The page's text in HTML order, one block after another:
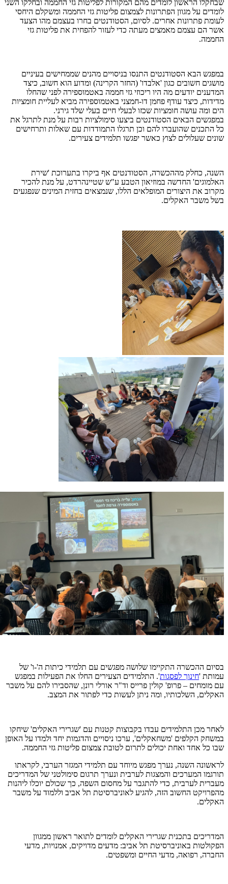
שבחקלו הראשון לומדים מהם המקורות לפליטות גזי החממה ובחלקו השני
לומדים על מגוון הפתרונות לצמצום פליטות גזי החממה ומשקלם היחסי
לעומת פתרונות אחרים. לסיום, הסטודנטים בחרו בעצמם מהו הצעד
אשר הם עצמם מאמצים מעתה כדי לעזור להפחית את פליטות גזי
החממה.
במפגש הבא הסטודנטים התנסו בניסויים מהנים שממחישים בעיניים
מושגים חשובים כגון 'אלבדו' (החזר הקרינה) ומדוע הוא חשוב, כיצד
המדענים יודעים מה היו ריכוזי גזי חממה באטמוספירה לפני שהחלו
מדידות, כיצד עודף פחמן דו-חמצני באטמוספירה מביא לעליית חומציות
הים ומה עושה חומציות שכזו לבעלי חיים בעלי שלד גירני.
במפגשים הבאים הסטודנטים ביצעו סימולציות רבות על מנת לתרגל את
כל התכנים שהועברו להם וכן תרגלו התמודדות עם שאלות ותרחישים
שונים שעלולים לצוץ כאשר יפגשו תלמידים צעירים.
השנה, כחלק מההכשרה, הסטודנטים אף ביקרו בתערוכת 'שירת
האלמוגים' החדשה במוזיאון הטבע ע"ש שטיינהרדט, על מנת להכיר
מקרוב את היצורים המופלאים הללו, שנמצאים בחזית המינים שנפגעים
בשל משבר האקלים.
בסיום ההכשרה התקיימו שלושה מפגשים עם תלמידי כיתות ה'-ו' של
עמותת 'חינוך לפסגות'. התלמידים הצעירים החלו את הפעילות במפגש
עם מומחים – פרופ' קולין פרייס וד"ר אורלי רונן, שהסבירו להם על משבר
האקלים, השלכותיו, ומה ניתן לעשות כדי לפתור את המצב.
לאחר מכן התלמידים עבדו בקבוצות קטנות עם 'שגרירי האקלים' שיחקו
במשחק הקלפים 'משחאקלים', ערכו ניסויים והדגמות יחד ולמדו על האופן
שבו כל אחד ואחת יכולים לתרום לטובת צמצום פליטות גזי החממה.
לראשונה השנה, נערך מפגש מיוחד עם תלמידי המגזר הערבי, לקראתו
תורגמו המערכים והמצגות לערבית ונערך תרגום סימולטני של המדריכים
מעברית לערבית, כדי להתגבר על מחסום השפה, כך שכולם יוכלו ליהנות
מהפרויקט החשוב הזה, להגיע לאוניברסיטת תל אביב וללמוד על משבר
האקלים.
המדריכים בתכנית שגרירי האקלים לומדים לתואר ראשון ממגוון
הפקולטות באוניברסיטת תל אביב: מדעים מדויקים, אמנויות, מדעי
החברה, רפואה, מדעי החיים ומשפטים.